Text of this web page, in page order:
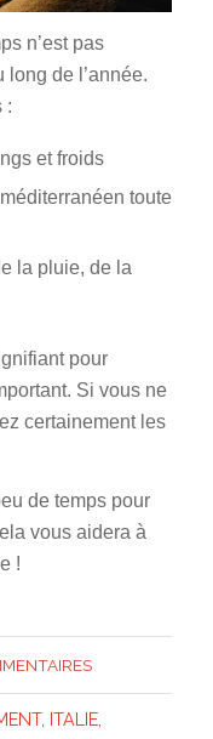
n’est pas
long de l’année.
:
et froids
toute
la pluie, de la
pour
Si vous ne
certainement les
de temps pour
vous aidera à
!
, ITALIE,